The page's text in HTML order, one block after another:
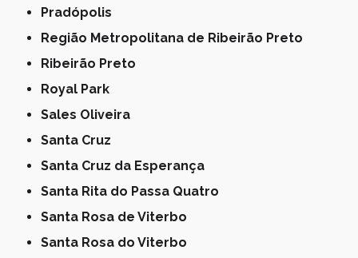
Pradópolis
Região Metropolitana de Ribeirão Preto
Ribeirão Preto
Royal Park
Sales Oliveira
Santa Cruz
Santa Cruz da Esperança
Santa Rita do Passa Quatro
Santa Rosa de Viterbo
Santa Rosa do Viterbo